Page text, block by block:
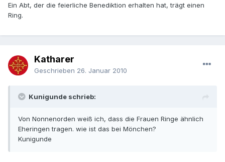
Ein Abt, der die feierliche Benediktion erhalten hat, trägt einen
Ring.
Katharer
Geschrieben 26. Januar 2010
Kunigunde schrieb:
Von Nonnenorden weiß ich, dass die Frauen Ringe ähnlich
Eheringen tragen. wie ist das bei Mönchen?
Kunigunde